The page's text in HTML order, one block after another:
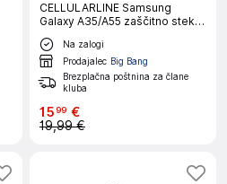
CELLULARLINE Samsung
Galaxy A35/A55 zaščitno steklo
za telefon
Na zalogi
Prodajalec Big Bang
Brezplačna poštnina za člane
kluba
1599 €
19,99 €